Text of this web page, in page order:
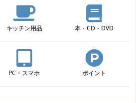
キッチン用品 本・CD・DVD
PC・スマホ ポイント